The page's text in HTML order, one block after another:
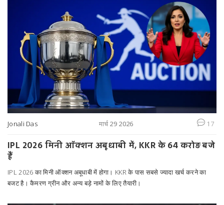
Jonali Das मार्च 29 2026 17
IPL 2026 मिनी ऑक्शन अबूधाबी में, KKR के 64 करोड़ बजे
हैं
IPL 2026 का मिनी ऑक्शन अबूधाबी में होगा। KKR के पास सबसे ज्यादा खर्च करने का
बजट है। कैमरण ग्रीन और अन्य बड़े नामों के लिए तैयारी।